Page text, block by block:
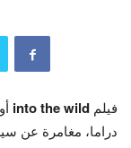
فيلم intothewild
دراما، مغامرة عن